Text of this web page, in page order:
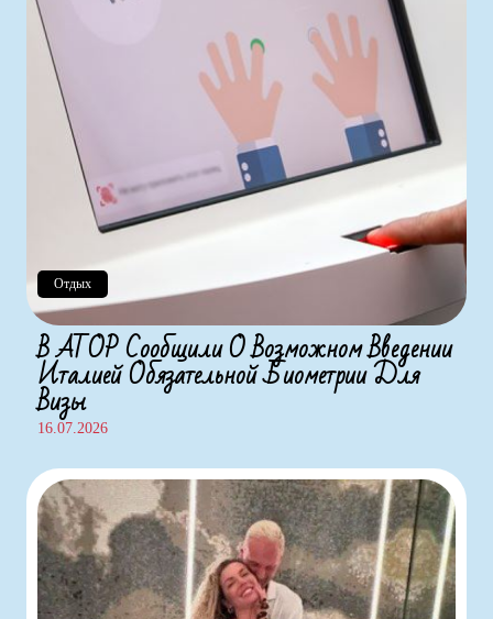
Отдых
В АТОР Сообщили О Возможном Введении
Италией Обязательной Биометрии Для
Визы
16.07.2026